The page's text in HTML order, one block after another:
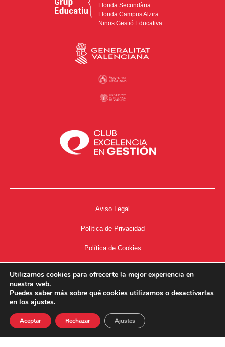
Florida Secundària
Florida Campus Alzira
Ninos Gestió Educativa
Aviso Legal
Política de Privacidad
Política de Cookies
34667504662
Utilizamos cookies para ofrecerte la mejor experiencia en
nuestra web.
Puedes saber más sobre qué cookies utilizamos o desactivarlas
en los ajustes.
Aceptar Rechazar Ajustes